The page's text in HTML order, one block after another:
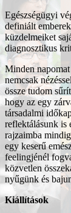
Egészségügyi
definiált
küzdelmeiket
diagnosztikus
Minden
nemcsak
össze tudom
hogy az egy
társadalmi
reflektálásunk is
rajzaimba
egy keserű
feelingjénél
közvetlen
nyűgünk és
Kiállítások